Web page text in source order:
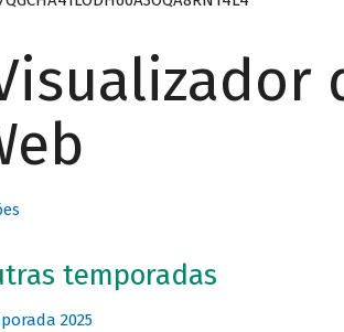
temporadas
2025